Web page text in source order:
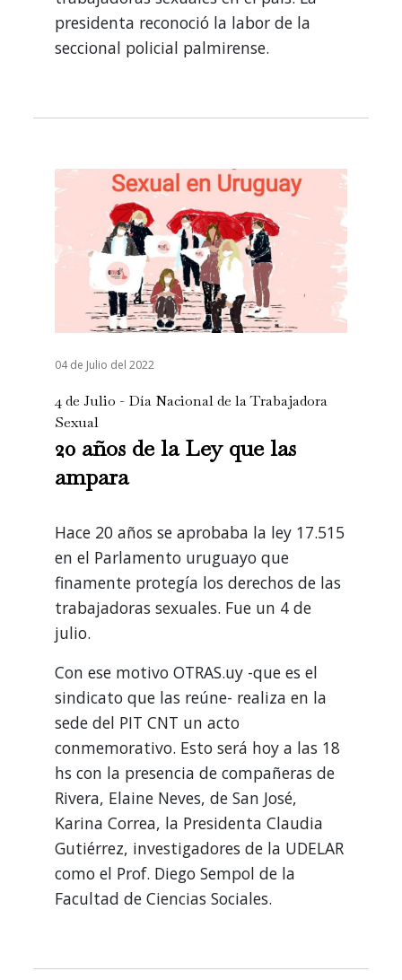
presidenta reconoció la labor de la
seccional policial palmirense.
04 de Julio del 2022
4 de Julio - Día Nacional de la Trabajadora
Sexual
20 años de la Ley que las
ampara
Hace 20 años se aprobaba la ley 17.515
en el Parlamento uruguayo que
finamente protegía los derechos de las
trabajadoras sexuales. Fue un 4 de
julio.
Con ese motivo OTRAS.uy -que es el
sindicato que las reúne- realiza en la
sede del PIT CNT un acto
conmemorativo. Esto será hoy a las 18
hs con la presencia de compañeras de
Rivera, Elaine Neves, de San José,
Karina Correa, la Presidenta Claudia
Gutiérrez, investigadores de la UDELAR
como el Prof. Diego Sempol de la
Facultad de Ciencias Sociales.